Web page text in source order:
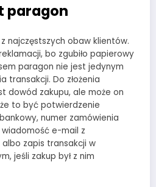
paragon
najczęstszych obaw klientów.
bo zgubiło papierowy
paragon nie jest jedynym
transakcji. Do złożenia
dowód zakupu, ale może on
to być potwierdzenie
numer zamówienia
e-mail z
zapis transakcji w
jeśli zakup był z nim